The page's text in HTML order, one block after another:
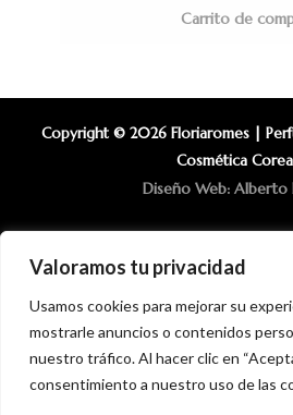
Valoramos tu privacidad
Usamos cookies para mejorar su
mostrarle anuncios o contenidos
nuestro tráfico. Al hacer clic en
consentimiento a nuestro uso de las
Carrito de
Copyright © 2026 Floriaromes |
Cosmética
Diseño Web: Alberto